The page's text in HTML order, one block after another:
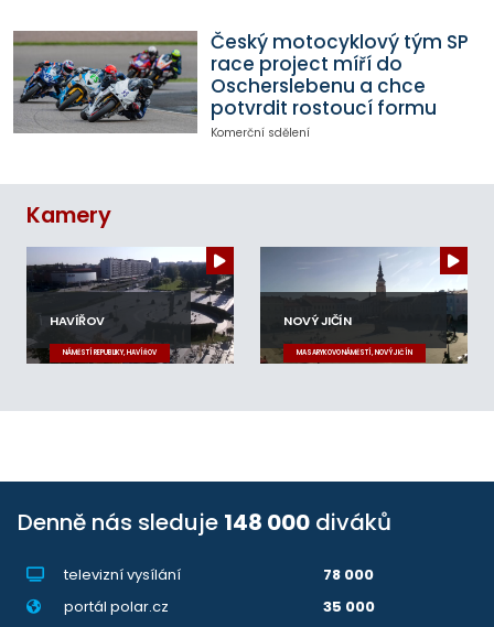
Český motocyklový tým SP
race project míří do
Oscherslebenu a chce
potvrdit rostoucí formu
Komerční sdělení
Kamery
HAVÍŘOV
NÁMĚSTÍ REPUBLIKY, HAVÍŘOV
NOVÝ JIČÍN
MASARYKOVO NÁMĚSTÍ, NOVÝ JIČÍN
Denně nás sleduje 148 000 diváků
televizní vysílání
78 000
portál polar.cz
35 000